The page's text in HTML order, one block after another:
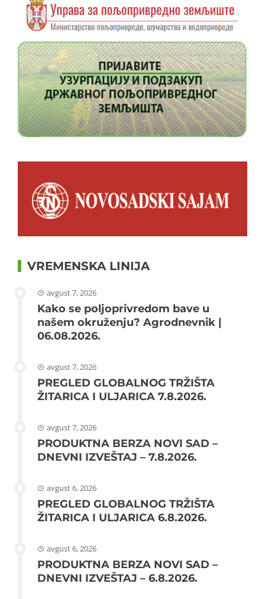
VREMENSKA LINIJA
avgust 7, 2026
Kako se poljoprivredom bave u
našem okruženju? Agrodnevnik |
06.08.2026.
avgust 7, 2026
PREGLED GLOBALNOG TRŽIŠTA
ŽITARICA I ULJARICA 7.8.2026.
avgust 7, 2026
PRODUKTNA BERZA NOVI SAD –
DNEVNI IZVEŠTAJ – 7.8.2026.
avgust 6, 2026
PREGLED GLOBALNOG TRŽIŠTA
ŽITARICA I ULJARICA 6.8.2026.
avgust 6, 2026
PRODUKTNA BERZA NOVI SAD –
DNEVNI IZVEŠTAJ – 6.8.2026.